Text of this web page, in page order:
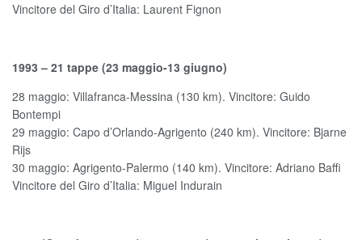
Vincitore del Giro d’Italia: Laurent Fignon
1993 – 21 tappe (23 maggio-13 giugno)
28 maggio: Villafranca-Messina (130 km). Vincitore: Guido
Bontempi
29 maggio: Capo d’Orlando-Agrigento (240 km). Vincitore: Bjarne
Rijs
30 maggio: Agrigento-Palermo (140 km). Vincitore: Adriano Baffi
Vincitore del Giro d’Italia: Miguel Indurain